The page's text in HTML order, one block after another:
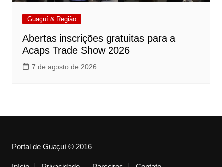
Guaçuí & Região
Abertas inscrições gratuitas para a
Acaps Trade Show 2026
7 de agosto de 2026
Portal de Guaçuí © 2016